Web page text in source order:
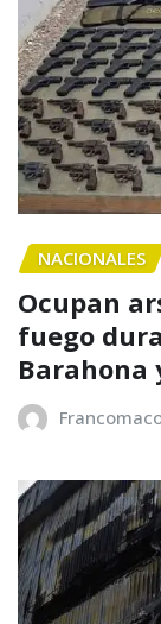
NACIONALES
Ocupan
fuego
Barahona